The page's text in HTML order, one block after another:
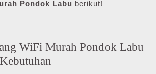
Pondok Labu berikut!
WiFi Murah Pondok Labu